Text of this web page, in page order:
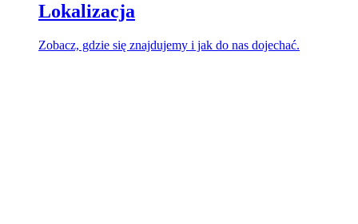
Lokalizacja
Zobacz, gdzie się znajdujemy i jak do nas dojechać.